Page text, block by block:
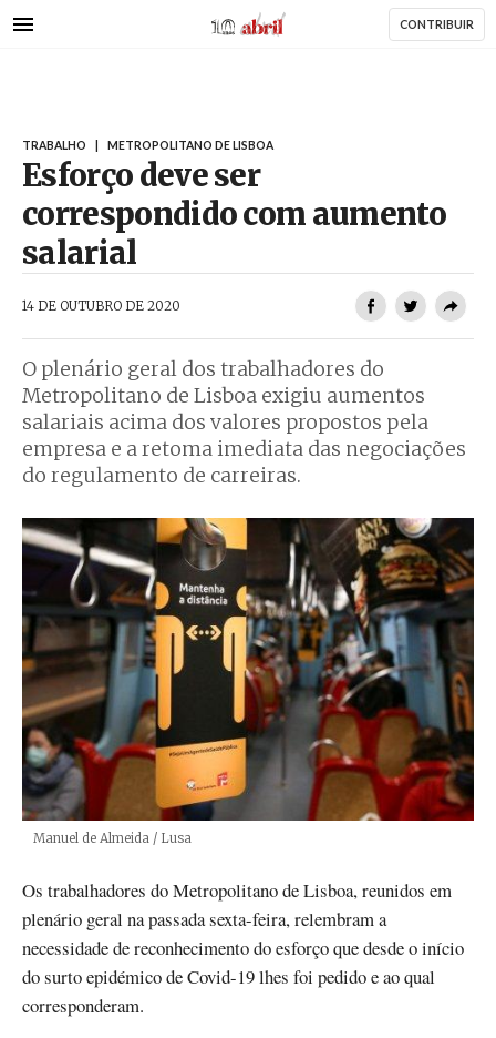
para
AbrilAbril CONTRIBUIR
TRABALHO METROPOLITANO DE LISBOA
Esforço deve ser
correspondido com aumento
salarial
14 DE OUTUBRO DE 2020
O plenário geral dos trabalhadores do
Metropolitano de Lisboa exigiu aumentos
salariais acima dos valores propostos pela
empresa e a retoma imediata das negociações
do regulamento de carreiras.
Créditos
Manuel de Almeida / Lusa
Os trabalhadores do Metropolitano de Lisboa, reunidos em
plenário geral na passada sexta-feira, relembram a
necessidade de reconhecimento do esforço que desde o início
do surto epidémico de Covid-19 lhes foi pedido e ao qual
corresponderam.